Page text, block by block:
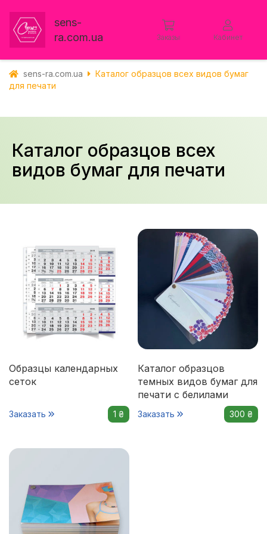
sens-
ra.com.ua
Заказы Кабинет
sens-ra.com.ua
Каталог образцов всех видов бумаг
для печати
Каталог образцов всех
видов бумаг для печати
Образцы календарных
сеток
Заказать 1 ₴
Каталог образцов
темных видов бумаг для
печати с белилами
Заказать 300 ₴